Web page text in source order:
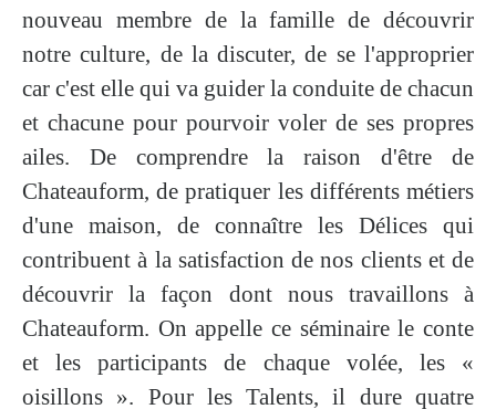
nouveau membre de la famille de découvrir
notre culture, de la discuter, de se l'approprier
car c'est elle qui va guider la conduite de chacun
et chacune pour pourvoir voler de ses propres
ailes. De comprendre laraison d'êtrede
Chateauform, de pratiquer les différents métiers
d'une maison, de connaître les Délices qui
contribuent à la satisfaction de nos clients et de
découvrir la façon dont nous travaillons à
Chateauform. On appelle ce séminaire le conte
et les participants de chaque volée, les «
oisillons ». Pour les Talents, il dure quatre